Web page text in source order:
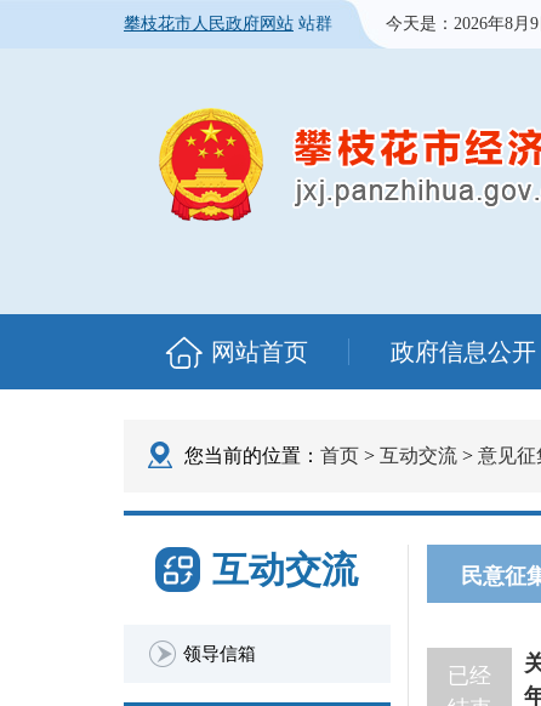
攀枝花市人民政府网站 站群 今天是： 2026年8月
网站首页 政府信息公开
您当前的位置： 首页 > 互动交流 > 意见征
互动交流
领导信箱
民意征
已经